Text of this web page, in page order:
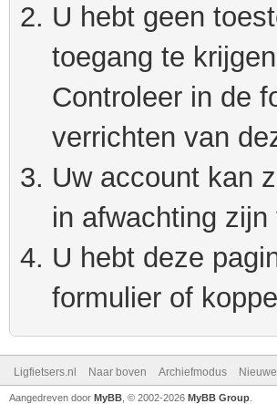
U hebt geen
toegang te
Controleer in de
verrichten van
Uw account kan
in afwachting
U hebt deze
formulier of
Ligfietsers.nl Naar boven Archiefmodus
Aangedreven door MyBB , © 2002-2026 MyBB Group